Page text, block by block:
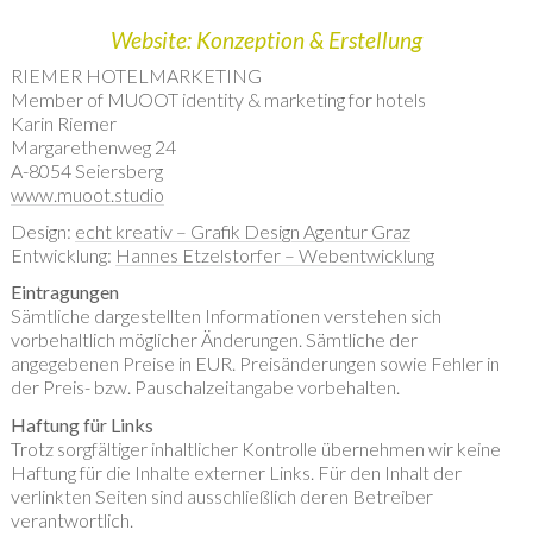
Website: Konzeption & Erstellung
RIEMER HOTELMARKETING
Member of MUOOT identity & marketing for hotels
Karin Riemer
Margarethenweg 24
A-8054 Seiersberg
www.muoot.studio
Design: echt kreativ – Grafik Design Agentur Graz
Entwicklung: Hannes Etzelstorfer – Webentwicklung
Eintragungen
Sämtliche dargestellten Informationen verstehen sich
vorbehaltlich möglicher Änderungen. Sämtliche der
angegebenen Preise in EUR. Preisänderungen sowie Fehler in
der Preis- bzw. Pauschalzeitangabe vorbehalten.
Haftung für Links
Trotz sorgfältiger inhaltlicher Kontrolle übernehmen wir keine
Haftung für die Inhalte externer Links. Für den Inhalt der
verlinkten Seiten sind ausschließlich deren Betreiber
verantwortlich.